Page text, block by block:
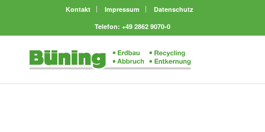
Kontakt Impressum
Datenschutz
Telefon: +49 2862 9070-0